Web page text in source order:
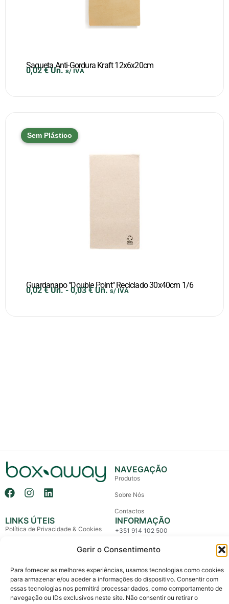
Gerir o Consentimento
Para fornecer as melhores experiências, usamos tecnologias como cookies
para armazenar e/ou aceder a informações do dispositivo. Consentir com
essas tecnologias nos permitirá processar dados, como comportamento de
navegação ou IDs exclusivos neste site. Não consentir ou retirar o
Saqueta Anti-Gordura Kraft 12x6x20cm
0,02€ Un. s/ IVA
Sem Plástico
Guardanapo "Double Point" Reciclado 30x40cm 1/6
0,02€ Un.- 0,03€ Un. s/ IVA
NAVEGAÇÃO
Produtos
Sobre Nós
Contactos
LINKS ÚTEIS
Política de Privacidade & Cookies
Política de Devolução e Reembolso
Litígios de Consumo
Livro de Reclamações
INFORMAÇÃO
+351 914 102 500
info@boxaway.pt
Entregas em todo o País